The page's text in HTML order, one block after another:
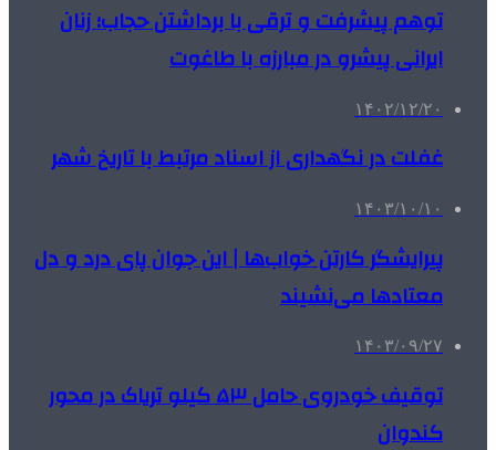
توهم پیشرفت و ترقی با برداشتن حجاب؛ زنان
ایرانی پیشرو در مبارزه با طاغوت
۱۴۰۲/۱۲/۲۰
غفلت در نگهداری از اسناد مرتبط با تاریخ شهر
۱۴۰۳/۱۰/۱۰
پیرایشگر کارتن خواب‌ها | این جوان پای درد و دل
معتادها می‌نشیند
۱۴۰۳/۰۹/۲۷
توقیف خودروی حامل ۵۳ کیلو تریاک در محور
کندوان